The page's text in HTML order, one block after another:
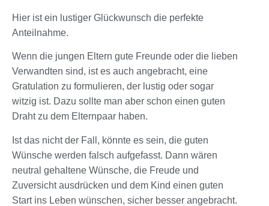
Hier ist ein lustiger Glückwunsch die perfekte
Anteilnahme.
Wenn die jungen Eltern gute Freunde oder die lieben
Verwandten sind, ist es auch angebracht, eine
Gratulation zu formulieren, der lustig oder sogar
witzig ist. Dazu sollte man aber schon einen guten
Draht zu dem Elternpaar haben.
Ist das nicht der Fall, könnte es sein, die guten
Wünsche werden falsch aufgefasst. Dann wären
neutral gehaltene Wünsche, die Freude und
Zuversicht ausdrücken und dem Kind einen guten
Start ins Leben wünschen, sicher besser angebracht.